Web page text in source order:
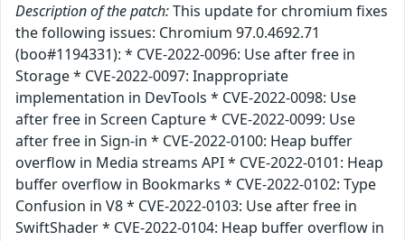
Description of the patch:This update for chromium fixes
the following issues: Chromium 97.0.4692.71
(boo#1194331): * CVE-2022-0096: Use after free in
Storage * CVE-2022-0097: Inappropriate
implementation in DevTools * CVE-2022-0098: Use
after free in Screen Capture * CVE-2022-0099: Use
after free in Sign-in * CVE-2022-0100: Heap buffer
overflow in Media streams API * CVE-2022-0101: Heap
buffer overflow in Bookmarks * CVE-2022-0102: Type
Confusion in V8 * CVE-2022-0103: Use after free in
SwiftShader * CVE-2022-0104: Heap buffer overflow in